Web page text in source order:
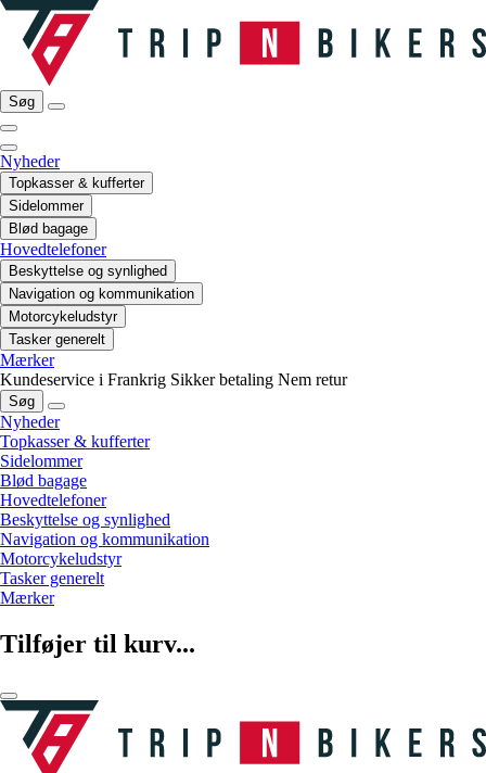
Søg
Nyheder
Topkasser & kufferter
Sidelommer
Blød bagage
Hovedtelefoner
Beskyttelse og synlighed
Navigation og kommunikation
Motorcykeludstyr
Tasker generelt
Mærker
Kundeservice i Frankrig Sikker betaling Nem retur
Søg
Nyheder
Topkasser & kufferter
Sidelommer
Blød bagage
Hovedtelefoner
Beskyttelse og synlighed
Navigation og kommunikation
Motorcykeludstyr
Tasker generelt
Mærker
Tilføjer til kurv...